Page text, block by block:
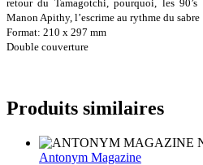
retour du Tamagotchi, pourquoi, les
Manon Apithy, l’escrime au rythme du sabre
Format: 210 x 297 mm
Double couverture
Produits similaires
Antonym Magazine